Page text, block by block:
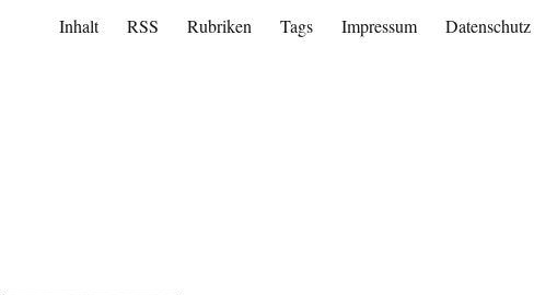
Inhalt RSS Rubriken Tags Impressum Datenschutz